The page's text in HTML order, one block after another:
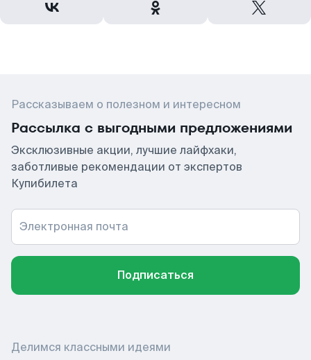
Рассказываем о полезном и интересном
Рассылка с выгодными предложениями
Эксклюзивные акции, лучшие лайфхаки,
заботливые рекомендации от экспертов
Купибилета
Электронная почта
Подписаться
Делимся классными идеями